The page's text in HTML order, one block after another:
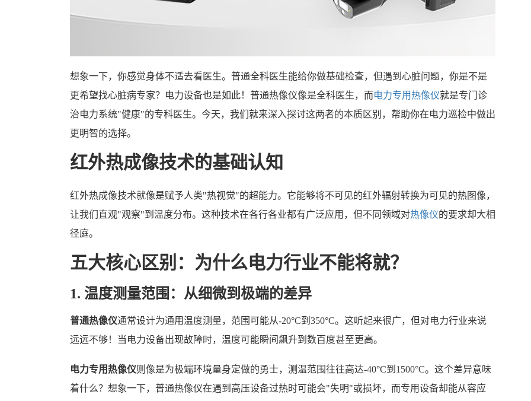
想象一下，你感觉身体不适去看医生。普通全科医生能给你做基础检查，但遇到心脏问题，你是不是
更希望找心脏病专家？电力设备也是如此！普通热像仪像是全科医生，而电力专用热像仪就是专门诊
治电力系统"健康"的专科医生。今天，我们就来深入探讨这两者的本质区别，帮助你在电力巡检中做出
更明智的选择。
红外热成像技术的基础认知
红外热成像技术就像是赋予人类"热视觉"的超能力。它能够将不可见的红外辐射转换为可见的热图像，
让我们直观"观察"到温度分布。这种技术在各行各业都有广泛应用，但不同领域对热像仪的要求却大相
径庭。
五大核心区别：为什么电力行业不能将就？
1. 温度测量范围：从细微到极端的差异
普通热像仪通常设计为通用温度测量，范围可能从-20°C到350°C。这听起来很广，但对电力行业来说
远远不够！当电力设备出现故障时，温度可能瞬间飙升到数百度甚至更高。
电力专用热像仪则像是为极端环境量身定做的勇士，测温范围往往高达-40°C到1500°C。这个差异意味
着什么？想象一下，普通热像仪在遇到高压设备过热时可能会"失明"或损坏，而专用设备却能从容应